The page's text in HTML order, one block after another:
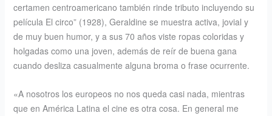
certamen centroamericano también rinde tributo incluyendo su
película El circo” (1928), Geraldine se muestra activa, jovial y
de muy buen humor, y a sus 70 años viste ropas coloridas y
holgadas como una joven, además de reír de buena gana
cuando desliza casualmente alguna broma o frase ocurrente.
«A nosotros los europeos no nos queda casi nada, mientras
que en América Latina el cine es otra cosa. En general me